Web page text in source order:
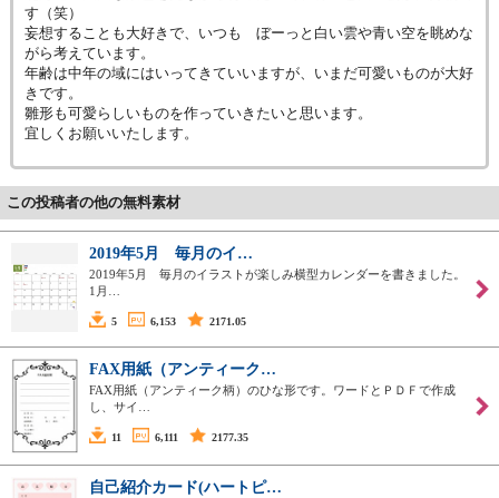
す（笑）
妄想することも大好きで、いつも ぼーっと白い雲や青い空を眺めな
がら考えています。
年齢は中年の域にはいってきていいますが、いまだ可愛いものが大好
きです。
雛形も可愛らしいものを作っていきたいと思います。
宜しくお願いいたします。
この投稿者の他の無料素材
2019年5月 毎月のイ…
2019年5月 毎月のイラストが楽しみ横型カレンダーを書きました。
1月…
5 6,153 2171.05
FAX用紙（アンティーク…
FAX用紙（アンティーク柄）のひな形です。ワードとＰＤＦで作成
し、サイ…
11 6,111 2177.35
自己紹介カード(ハートピ…